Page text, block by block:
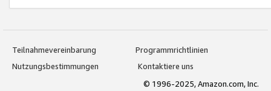
Teilnahmevereinbarung
Programmrichtlinien
Nutzungsbestimmungen
Kontaktiere uns
© 1996-2025, Amazon.com, Inc.